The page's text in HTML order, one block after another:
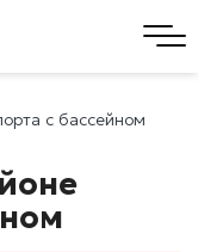
с бассейном